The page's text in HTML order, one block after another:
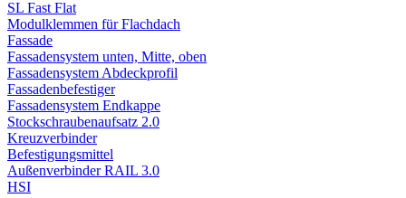
SL Fast Flat
Modulklemmen für Flachdach
Fassade
Fassadensystem unten, Mitte, oben
Fassadensystem Abdeckprofil
Fassadenbefestiger
Fassadensystem Endkappe
Stockschrauben­aufsatz 2.0
Kreuzverbinder
Befestigungsmittel
Außenverbinder RAIL 3.0
HSI